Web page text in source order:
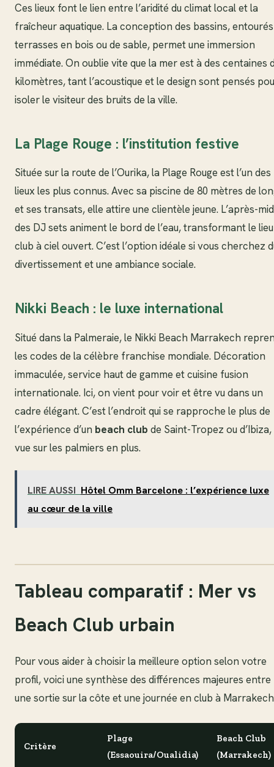
Ces lieux font le lien entre l’aridité du climat local et la
fraîcheur aquatique. La conception des bassins,
terrasses en bois ou de sable, permet une immersion
immédiate. On oublie vite que la mer est à des centaines
kilomètres, tant l’acoustique et le design sont pensés
isoler le visiteur des bruits de la ville.
La Plage Rouge : l’institution festive
Située sur la route de l’Ourika, la Plage Rouge est l’un des
lieux les plus connus. Avec sa piscine de 80 mètres de
et ses transats, elle attire une clientèle jeune. L’après-
des DJ sets animent le bord de l’eau, transformant le
club à ciel ouvert. C’est l’option idéale si vous cherchez
divertissement et une ambiance sociale.
Nikki Beach : le luxe international
Situé dans la Palmeraie, le Nikki Beach Marrakech
les codes de la célèbre franchise mondiale. Décoration
immaculée, service haut de gamme et cuisine fusion
internationale. Ici, on vient pour voir et être vu dans un
cadre élégant. C’est l’endroit qui se rapproche le plus de
l’expérience d’un beach club de Saint-Tropez ou d’Ibiza,
vue sur les palmiers en plus.
LIRE AUSSI Hôtel Omm Barcelone : l’expérience luxe
au cœur de la ville
Tableau comparatif : Mer vs
Beach Club urbain
Pour vous aider à choisir la meilleure option selon votre
profil, voici une synthèse des différences majeures entre
une sortie sur la côte et une journée en club à
Critère
Plage
(Essaouira/Oualidia)
Beach Club
(Marrakech)